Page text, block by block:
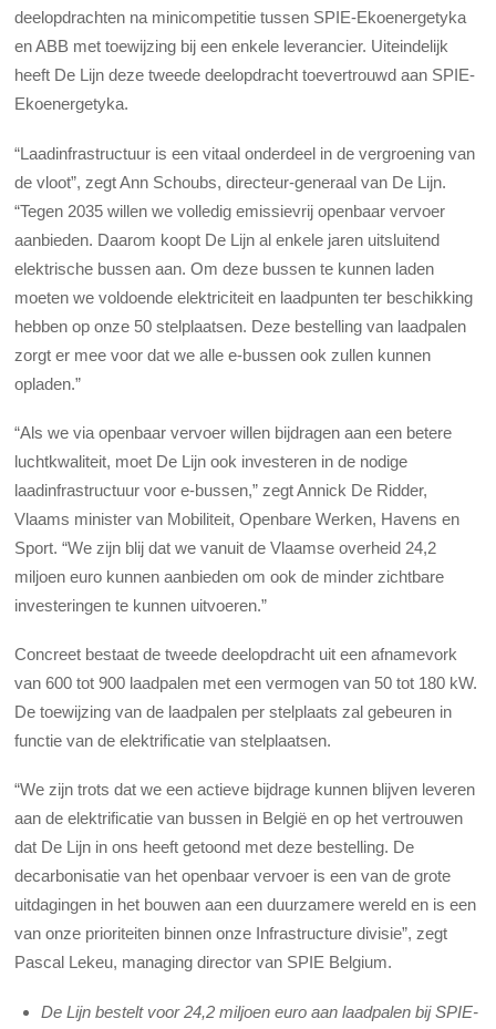
deelopdrachten na minicompetitie tussen SPIE-Ekoenergetyka
en ABB met toewijzing bij een enkele leverancier. Uiteindelijk
heeft De Lijn deze tweede deelopdracht toevertrouwd aan SPIE-
Ekoenergetyka.
“Laadinfrastructuur is een vitaal onderdeel in de vergroening van
de vloot”, zegt Ann Schoubs, directeur-generaal van De Lijn.
“Tegen 2035 willen we volledig emissievrij openbaar vervoer
aanbieden. Daarom koopt De Lijn al enkele jaren uitsluitend
elektrische bussen aan. Om deze bussen te kunnen laden
moeten we voldoende elektriciteit en laadpunten ter beschikking
hebben op onze 50 stelplaatsen. Deze bestelling van laadpalen
zorgt er mee voor dat we alle e-bussen ook zullen kunnen
opladen.”
“Als we via openbaar vervoer willen bijdragen aan een betere
luchtkwaliteit, moet De Lijn ook investeren in de nodige
laadinfrastructuur voor e-bussen,” zegt Annick De Ridder,
Vlaams minister van Mobiliteit, Openbare Werken, Havens en
Sport. “We zijn blij dat we vanuit de Vlaamse overheid 24,2
miljoen euro kunnen aanbieden om ook de minder zichtbare
investeringen te kunnen uitvoeren.”
Concreet bestaat de tweede deelopdracht uit een afnamevork
van 600 tot 900 laadpalen met een vermogen van 50 tot 180 kW.
De toewijzing van de laadpalen per stelplaats zal gebeuren in
functie van de elektrificatie van stelplaatsen.
“We zijn trots dat we een actieve bijdrage kunnen blijven leveren
aan de elektrificatie van bussen in België en op het vertrouwen
dat De Lijn in ons heeft getoond met deze bestelling. De
decarbonisatie van het openbaar vervoer is een van de grote
uitdagingen in het bouwen aan een duurzamere wereld en is een
van onze prioriteiten binnen onze Infrastructure divisie”, zegt
Pascal Lekeu, managing director van SPIE Belgium.
De Lijn bestelt voor 24,2 miljoen euro aan laadpalen bij SPIE-